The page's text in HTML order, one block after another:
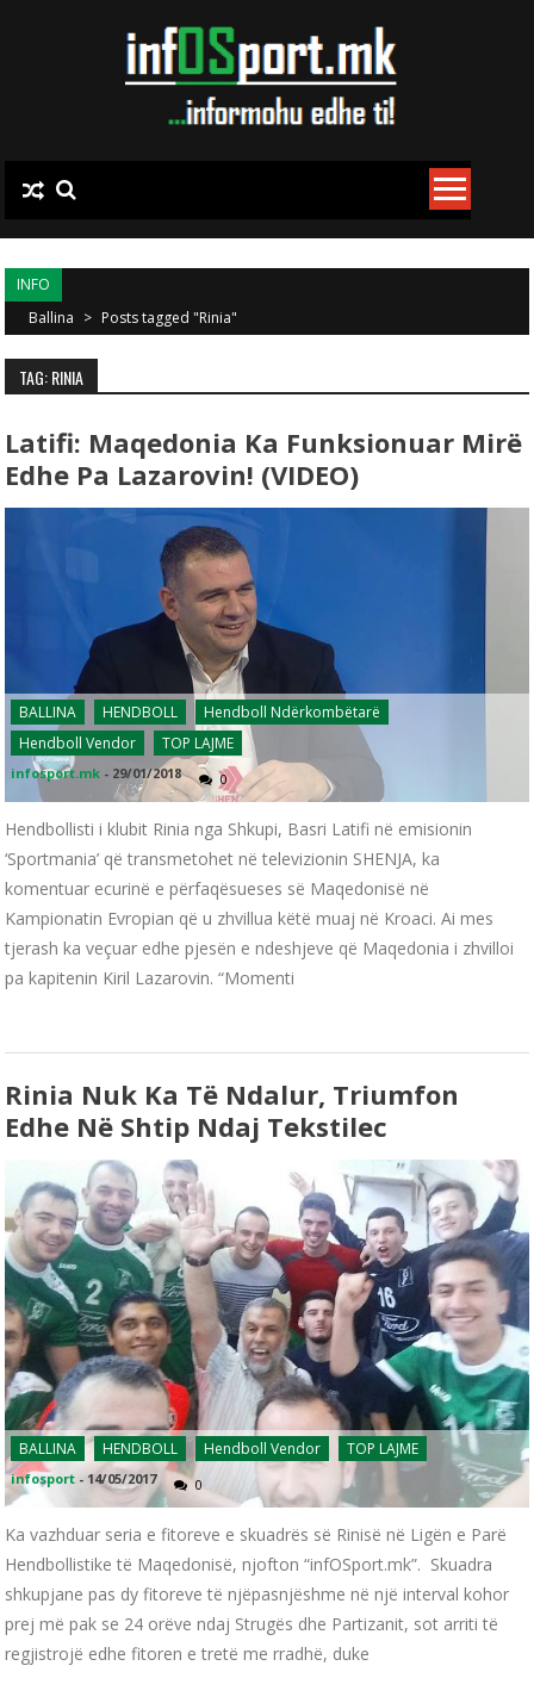
INFO
Ballina > Posts tagged "Rinia"
TAG: RINIA
Latifi: Maqedonia Ka Funksionuar Mirë
Edhe Pa Lazarovin! (VIDEO)
BALLINA HENDBOLL
Hendboll Ndërkombëtarë
Hendboll Vendor
TOP LAJME
infosport.mk - 29/01/2018 0
Hendbollisti i klubit Rinia nga Shkupi, Basri Latifi në emisionin
‘Sportmania’ që transmetohet në televizionin SHENJA, ka
komentuar ecurinë e përfaqësueses së Maqedonisë në
Kampionatin Evropian që u zhvillua këtë muaj në Kroaci. Ai mes
tjerash ka veçuar edhe pjesën e ndeshjeve që Maqedonia i zhvilloi
pa kapitenin Kiril Lazarovin. “Momenti
Rinia Nuk Ka Të Ndalur, Triumfon
Edhe Në Shtip Ndaj Tekstilec
BALLINA HENDBOLL Hendboll Vendor TOP LAJME
infosport - 14/05/2017 0
Ka vazhduar seria e fitoreve e skuadrës së Rinisë në Ligën e Parë
Hendbollistike të Maqedonisë, njofton “infOSport.mk”. Skuadra
shkupjane pas dy fitoreve të njëpasnjëshme në një interval kohor
prej më pak se 24 orëve ndaj Strugës dhe Partizanit, sot arriti të
regjistrojë edhe fitoren e tretë me rradhë, duke